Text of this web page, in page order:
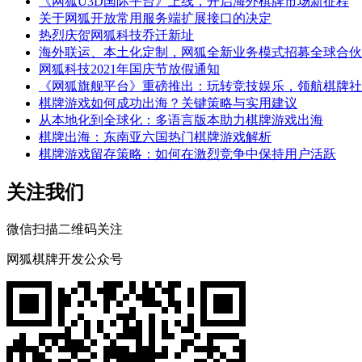
关于网狐开放常用服务端扩展接口的决定
热烈庆贺网狐科技乔迁新址
海外联运、本土化定制，网狐全新业务模式招募全球合
网狐科技2021年国庆节放假通知
《网狐旗舰平台》重磅推出：玩转竞技娱乐，领航棋牌
棋牌游戏如何成功出海？关键策略与实用建议
从本地化到全球化：多语言版本助力棋牌游戏出海
棋牌出海：东南亚六国热门棋牌游戏解析
棋牌游戏留存策略：如何在激烈竞争中保持用户活跃
关注我们
微信扫描二维码关注
网狐棋牌开发公众号